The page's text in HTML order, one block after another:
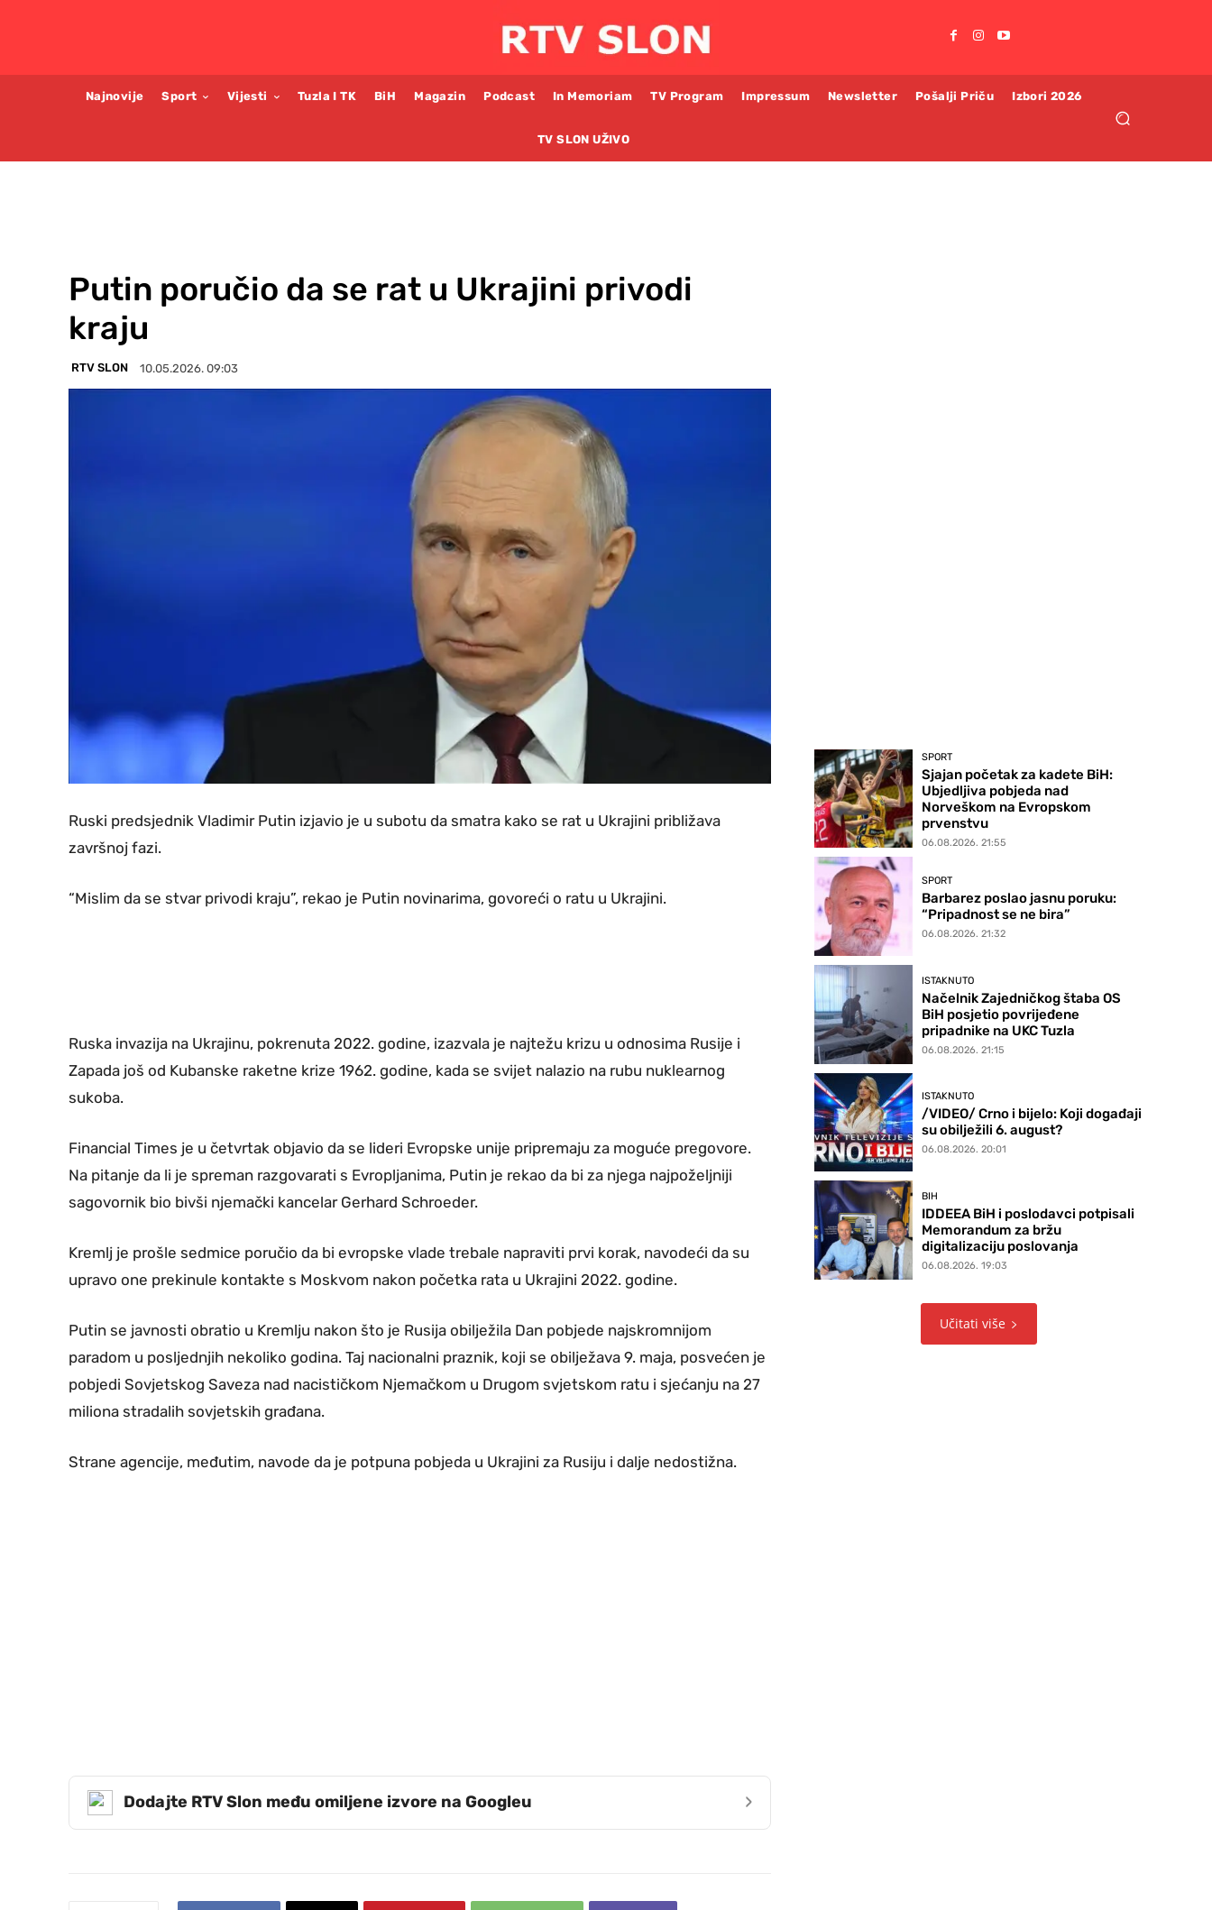
Najnovije Sport Vijesti Tuzla I TK BiH Magazin Podcast In Memoriam TV Program Impressum Newsletter Pošalji Priču Izbori 2026
TV SLON UŽIVO
Putin poručio da se rat u Ukrajini privodi
kraju
RTV SLON 10.05.2026. 09:03
Ruski predsjednik Vladimir Putin izjavio je u subotu da smatra kako se rat u Ukrajini približava
završnoj fazi.
“Mislim da se stvar privodi kraju”, rekao je Putin novinarima, govoreći o ratu u Ukrajini.
Ruska invazija na Ukrajinu, pokrenuta 2022. godine, izazvala je najtežu krizu u odnosima Rusije i
Zapada još od Kubanske raketne krize 1962. godine, kada se svijet nalazio na rubu nuklearnog
sukoba.
Financial Times je u četvrtak objavio da se lideri Evropske unije pripremaju za moguće pregovore.
Na pitanje da li je spreman razgovarati s Evropljanima, Putin je rekao da bi za njega najpoželjniji
sagovornik bio bivši njemački kancelar Gerhard Schroeder.
Kremlj je prošle sedmice poručio da bi evropske vlade trebale napraviti prvi korak, navodeći da su
upravo one prekinule kontakte s Moskvom nakon početka rata u Ukrajini 2022. godine.
Putin se javnosti obratio u Kremlju nakon što je Rusija obilježila Dan pobjede najskromnijom
paradom u posljednjih nekoliko godina. Taj nacionalni praznik, koji se obilježava 9. maja, posvećen je
pobjedi Sovjetskog Saveza nad nacističkom Njemačkom u Drugom svjetskom ratu i sjećanju na 27
miliona stradalih sovjetskih građana.
Strane agencije, međutim, navode da je potpuna pobjeda u Ukrajini za Rusiju i dalje nedostižna.
Dodajte RTV Slon među omiljene izvore na Googleu ›
SPORT
Sjajan početak za kadete BiH:
Ubjedljiva pobjeda nad
Norveškom na Evropskom
prvenstvu
06.08.2026. 21:55
SPORT
Barbarez poslao jasnu poruku:
“Pripadnost se ne bira”
06.08.2026. 21:32
ISTAKNUTO
Načelnik Zajedničkog štaba OS
BiH posjetio povrijeđene
pripadnike na UKC Tuzla
06.08.2026. 21:15
ISTAKNUTO
/VIDEO/ Crno i bijelo: Koji događaji
su obilježili 6. august?
06.08.2026. 20:01
BIH
IDDEEA BiH i poslodavci potpisali
Memorandum za bržu
digitalizaciju poslovanja
06.08.2026. 19:03
Učitati više